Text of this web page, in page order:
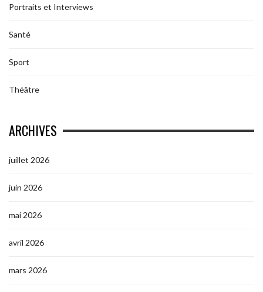
Portraits et Interviews
Santé
Sport
Théâtre
ARCHIVES
juillet 2026
juin 2026
mai 2026
avril 2026
mars 2026